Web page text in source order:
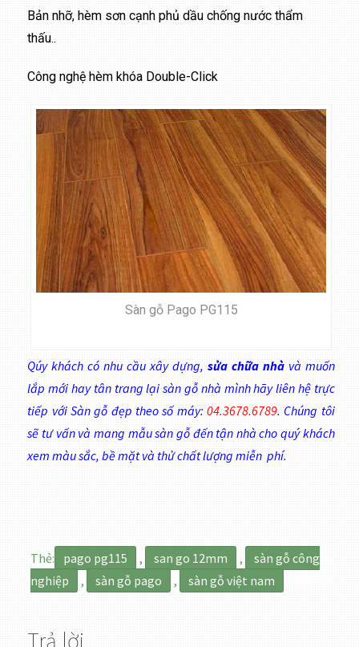
Bản nhỡ, hèm sơn cạnh phủ dầu chống nước thẩm
thấu..
Công nghệ hèm khóa Double-Click
Sàn gỗ Pago PG115
Qúy khách có nhu cầu xây dựng, sửa chữa nhàvà muốn
lắp mới hay tân trang lại sàn gỗ nhà mình hãy liên hệ trực
tiếp với Sàn gỗ đẹp theo số máy:04.3678.6789. Chúng tôi
sẽ tư vấn và mang mẫu sàn gỗ đến tận nhà cho quý khách
xem màu sắc, bề mặt và thử chất lượng miễn phí.
Thẻ: pago pg115 , san go 12mm ,
sàn gỗ công
nghiệp
, sàn gỗ pago , sàn gỗ việt nam
Trả lời